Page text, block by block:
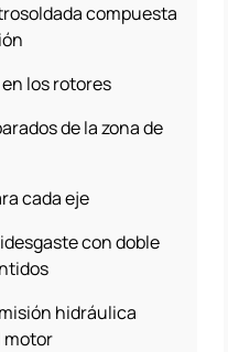
compuesta
los rotores
de la zona de
cada eje
con doble
hidráulica
motor